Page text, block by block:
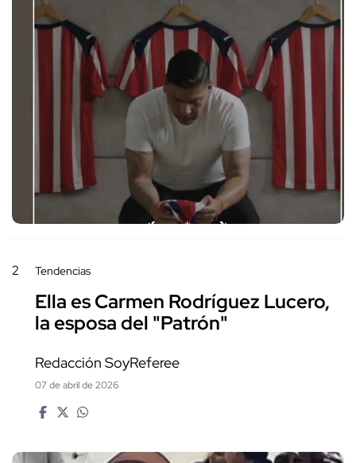
2 Tendencias
Ella es Carmen Rodríguez Lucero,
la esposa del "Patrón"
Redacción SoyReferee
07 de abril de 2026